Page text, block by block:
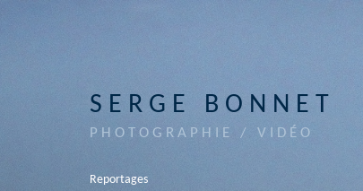
SERGE BONNET
PHOTOGRAPHIE / VIDÉO
Reportages